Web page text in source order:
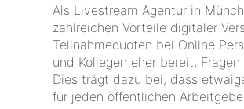
Als Livestream Agentur in
zahlreichen Vorteile digitaler
Teilnahmequoten bei Online
und Kollegen eher bereit,
Dies trägt dazu bei, dass
für jeden öffentlichen